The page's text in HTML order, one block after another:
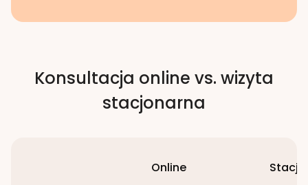
Konsultacja online vs. wizyta
stacjonarna
Online